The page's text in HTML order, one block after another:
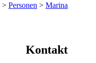
> Personen > Marina
Kontakt